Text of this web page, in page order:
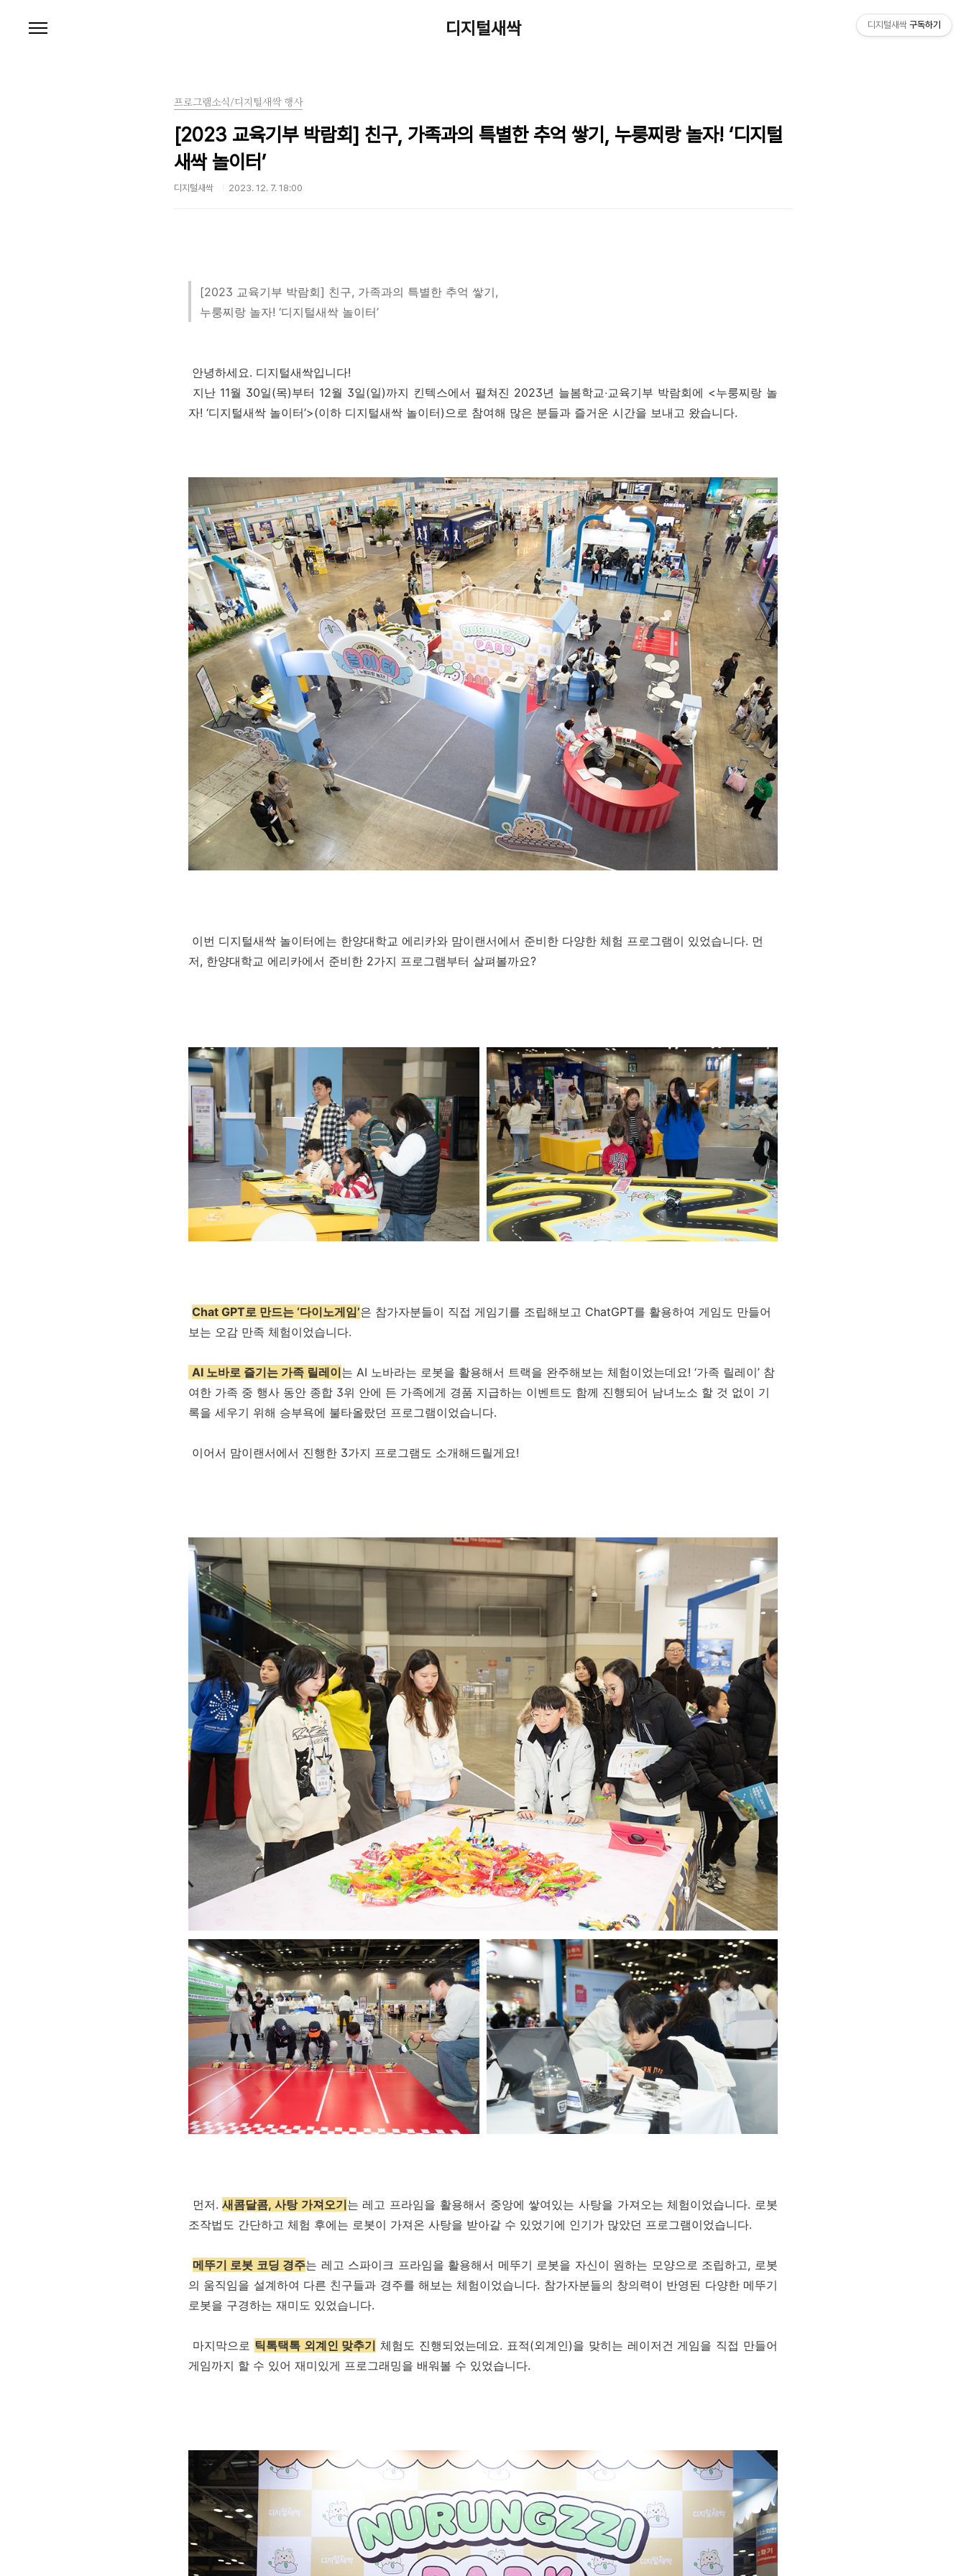
디지털새싹
프로그램소식/디지털새싹 행사
[2023 교육기부 박람회] 친구, 가족과의 특별한 추억 쌓기, 누룽찌랑 놀자! ‘디지털
새싹 놀이터’
디지털새싹 2023. 12. 7. 18:00
[2023 교육기부 박람회] 친구, 가족과의 특별한 추억 쌓기,
누룽찌랑 놀자! ‘디지털새싹 놀이터’
안녕하세요. 디지털새싹입니다!
지난 11월 30일(목)부터 12월 3일(일)까지 킨텍스에서 펼쳐진 2023년 늘봄학교‧교육기부 박람회에 <누룽찌랑 놀
자! ‘디지털새싹 놀이터’>(이하 디지털새싹 놀이터)으로 참여해 많은 분들과 즐거운 시간을 보내고 왔습니다.
이번 디지털새싹 놀이터에는 한양대학교 에리카와 맘이랜서에서 준비한 다양한 체험 프로그램이 있었습니다. 먼
저, 한양대학교 에리카에서 준비한 2가지 프로그램부터 살펴볼까요?
Chat GPT로 만드는 ‘다이노게임’은 참가자분들이 직접 게임기를 조립해보고 ChatGPT를 활용하여 게임도 만들어
보는 오감 만족 체험이었습니다.
AI 노바로 즐기는 가족 릴레이는 AI 노바라는 로봇을 활용해서 트랙을 완주해보는 체험이었는데요! ‘가족 릴레이’ 참
여한 가족 중 행사 동안 종합 3위 안에 든 가족에게 경품 지급하는 이벤트도 함께 진행되어 남녀노소 할 것 없이 기
록을 세우기 위해 승부욕에 불타올랐던 프로그램이었습니다.
이어서 맘이랜서에서 진행한 3가지 프로그램도 소개해드릴게요!
먼저.새콤달콤, 사탕 가져오기는 레고 프라임을 활용해서 중앙에 쌓여있는 사탕을 가져오는 체험이었습니다. 로봇
조작법도 간단하고 체험 후에는 로봇이 가져온 사탕을 받아갈 수 있었기에 인기가 많았던 프로그램이었습니다.
메뚜기 로봇 코딩 경주는 레고 스파이크 프라임을 활용해서 메뚜기 로봇을 자신이 원하는 모양으로 조립하고, 로봇
의 움직임을 설계하여 다른 친구들과 경주를 해보는 체험이었습니다. 참가자분들의 창의력이 반영된 다양한 메뚜기
로봇을 구경하는 재미도 있었습니다.
마지막으로 틱톡택톡 외계인 맞추기 체험도 진행되었는데요. 표적(외계인)을 맞히는 레이저건 게임을 직접 만들어
게임까지 할 수 있어 재미있게 프로그래밍을 배워볼 수 있었습니다.
디지털새싹 구독하기